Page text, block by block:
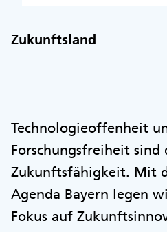
Zukunftsland
Technologieoffenheit
Forschungsfreiheit sind
Zukunftsfähigkeit. Mit
Agenda Bayern legen
Fokus auf